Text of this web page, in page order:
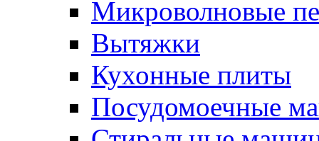
Микроволновые
Вытяжки
Кухонные плиты
Посудомоечные